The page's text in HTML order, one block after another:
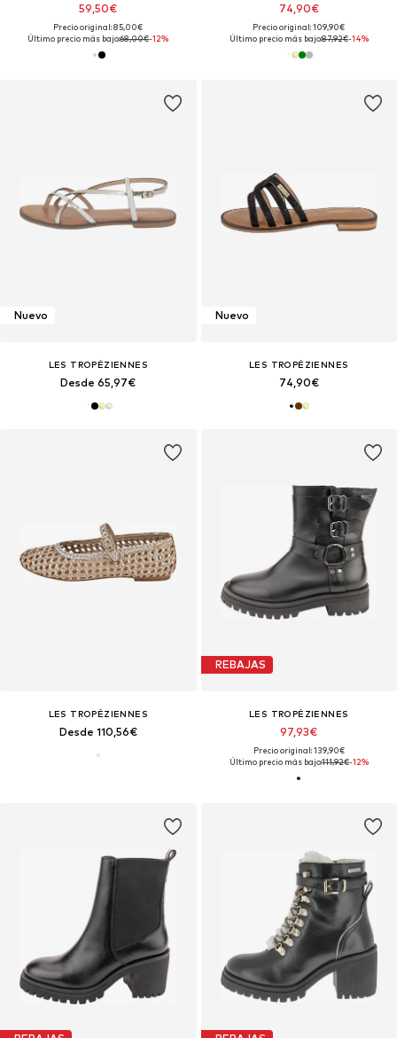
59,50€
Precio original: 85,00€
Último precio más bajo:68,00€-12%
74,90€
Precio original: 109,90€
Último precio más bajo:87,92€-14%
Nuevo
LES TROPÉZIENNES
Desde 65,97€
Nuevo
LES TROPÉZIENNES
74,90€
LES TROPÉZIENNES
Desde 110,56€
REBAJAS
LES TROPÉZIENNES
97,93€
Precio original: 139,90€
Último precio más bajo:111,92€-12%